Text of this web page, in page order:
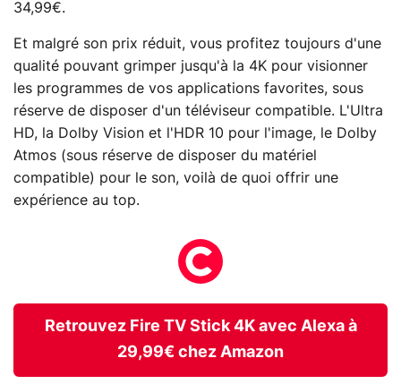
34,99€.
Et malgré son prix réduit, vous profitez toujours d'une
qualité pouvant grimper jusqu'à la 4K pour visionner
les programmes de vos applications favorites, sous
réserve de disposer d'un téléviseur compatible. L'Ultra
HD, la Dolby Vision et l'HDR 10 pour l'image, le Dolby
Atmos (sous réserve de disposer du matériel
compatible) pour le son, voilà de quoi offrir une
expérience au top.
Retrouvez Fire TV Stick 4K avec Alexa à
29,99€ chez Amazon